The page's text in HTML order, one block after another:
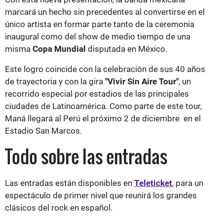
marcará un hecho sin precedentes al convertirse en el
único artista en formar parte tanto de la ceremonia
inaugural como del show de medio tiempo de una
misma Copa Mundial disputada en México.
Este logro coincide con la celebración de sus 40 años
de trayectoria y con la gira "Vivir Sin Aire Tour", un
recorrido especial por estadios de las principales
ciudades de Latinoamérica. Como parte de este tour,
Maná llegará al Perú el próximo 2 de diciembre en el
Estadio San Marcos.
Todo sobre las entradas
Las entradas están disponibles en Teleticket, para un
espectáculo de primer nivel que reunirá los grandes
clásicos del rock en español.